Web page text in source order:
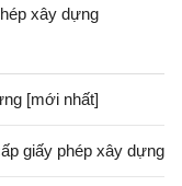
xây dựng
[mới nhất]
giấy phép xây dựng